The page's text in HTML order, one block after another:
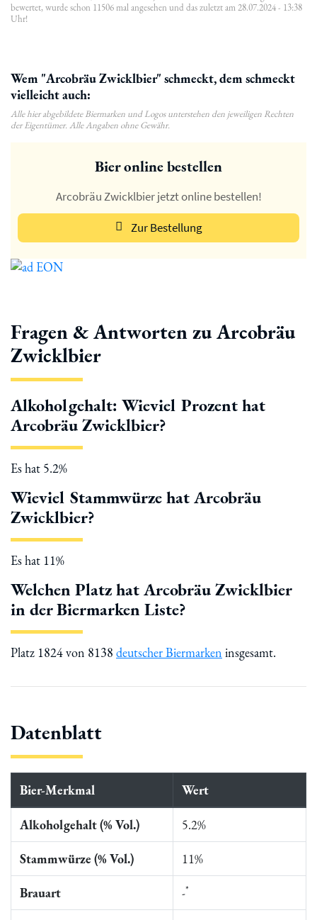
bewertet, wurde schon 11506 mal angesehen und das zuletzt am 28.07.2024 - 13:38
Uhr!
Wem "Arcobräu Zwicklbier" schmeckt, dem schmeckt
vielleicht auch:
Alle hier abgebildete Biermarken und Logos unterstehen den jeweiligen Rechten
der Eigentümer. Alle Angaben ohne Gewähr.
Bier online bestellen
Arcobräu Zwicklbier jetzt online bestellen!
Zur Bestellung
Fragen & Antworten zu Arcobräu
Zwicklbier
Alkoholgehalt: Wieviel Prozent hat
Arcobräu Zwicklbier?
Es hat 5.2%
Wieviel Stammwürze hat Arcobräu
Zwicklbier?
Es hat 11%
Welchen Platz hat Arcobräu Zwicklbier
in der Biermarken Liste?
Platz 1824 von 8138 deutscher Biermarken insgesamt.
Datenblatt
Bier-Merkmal Wert
Alkoholgehalt (% Vol.) 5.2%
Stammwürze (% Vol.) 11%
Brauart -*